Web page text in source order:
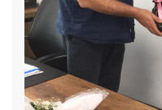
Görme Engelli Bireylere